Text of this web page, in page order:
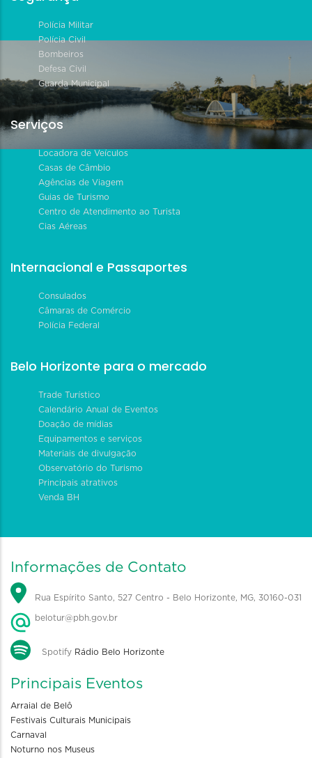
Polícia Militar
Polícia Civil
Bombeiros
Defesa Civil
Guarda Municipal
Serviços
Locadora de Veículos
Casas de Câmbio
Agências de Viagem
Guias de Turismo
Centro de Atendimento ao Turista
Cias Aéreas
Internacional e Passaportes
Consulados
Câmaras de Comércio
Polícia Federal
Belo Horizonte para o mercado
Trade Turístico
Calendário Anual de Eventos
Doação de mídias
Equipamentos e serviços
Materiais de divulgação
Observatório do Turismo
Principais atrativos
Venda BH
Informações de Contato
Rua Espírito Santo, 527 Centro - Belo Horizonte, MG, 30160-031
belotur@pbh.gov.br
Spotify Rádio Belo Horizonte
Principais Eventos
Arraial de Belô
Festivais Culturais Municipais
Carnaval
Noturno nos Museus